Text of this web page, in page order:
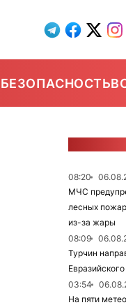
БЕЗОПАСНОСТЬ
08:20
МЧС
лесных
из-за жары
08:09
Турчин
03:54
На пяти